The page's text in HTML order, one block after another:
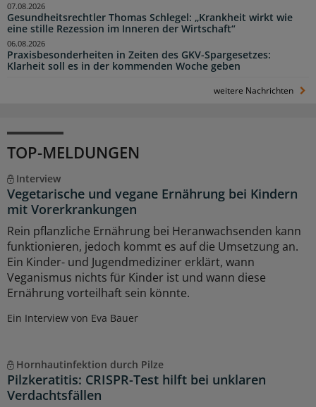
Gesundheitsrechtler Thomas Schlegel: „Krankheit wirkt wie
eine stille Rezession im Inneren der Wirtschaft“
07.08.2026
Praxisbesonderheiten in Zeiten des GKV-Spargesetzes:
Klarheit soll es in der kommenden Woche geben
06.08.2026
weitere Nachrichten
TOP-MELDUNGEN
Interview
Vegetarische und vegane Ernährung bei Kindern
mit Vorerkrankungen
Rein pflanzliche Ernährung bei Heranwachsenden kann
funktionieren, jedoch kommt es auf die Umsetzung an.
Ein Kinder- und Jugendmediziner erklärt, wann
Veganismus nichts für Kinder ist und wann diese
Ernährung vorteilhaft sein könnte.
Ein Interview von Eva Bauer
Hornhautinfektion durch Pilze
Pilzkeratitis: CRISPR-Test hilft bei unklaren
Verdachtsfällen